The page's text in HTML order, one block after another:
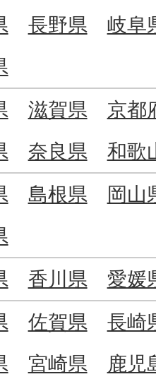
長野県
岐阜
滋賀県
京都
奈良県 和歌
島根県
岡山
香川県 愛媛
佐賀県
長崎
宮崎県
鹿児